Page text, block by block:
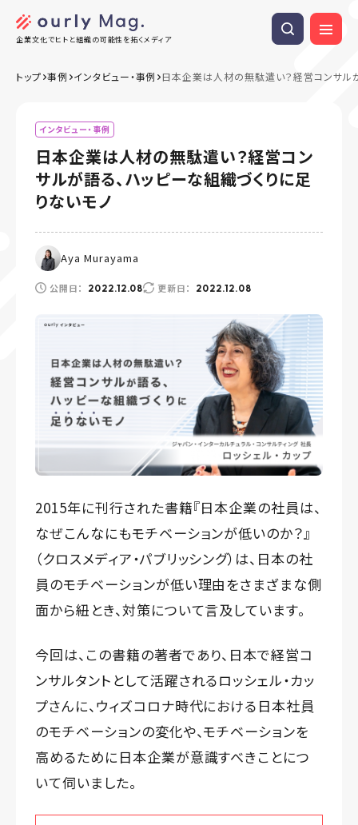
企業文化でヒトと組織の可能性を拓くメディア
トップ 事例 インタビュー・事例 日本企業は人材の無駄遣い？経営コンサル
インタビュー・事例
日本企業は人材の無駄遣い？経営コン
サルが語る、ハッピーな組織づくりに足
りないモノ
Aya Murayama
公開日： 2022.12.08 更新日： 2022.12.08
2015年に刊行された書籍『日本企業の社員は、
なぜこんなにもモチベーションが低いのか？』
（クロスメディア・パブリッシング）は、日本の社
員のモチベーションが低い理由をさまざまな側
面から紐とき、対策について言及しています。
今回は、この書籍の著者であり、日本で経営コ
ンサルタントとして活躍されるロッシェル・カッ
プさんに、ウィズコロナ時代における日本社員
のモチベーションの変化や、モチベーションを
高めるために日本企業が意識すべきことにつ
いて伺いました。